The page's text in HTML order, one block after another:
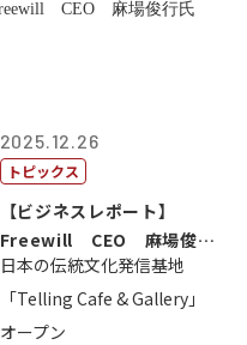
2025.12.26
トピックス
【ビジネスレポート】
Freewill CEO 麻場俊行
氏
日本の伝統文化発信基地
「Telling Cafe & Gallery」
オープン